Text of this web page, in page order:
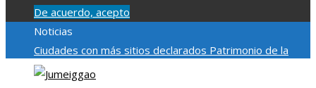
De acuerdo, acepto
Noticias
Ciudades con más sitios declarados Patrimonio de la
Humanidad y su importancia